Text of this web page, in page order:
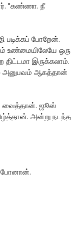
"கண்ணா. நீ
படிக்கப் போறேன்.
உண்மையிலேயே ஒரு
இருக்கலாம்.
அனுபவம் ஆகத்தான்
வைத்தான். ஜூஸ்
அன்று நடந்த
போனான்.